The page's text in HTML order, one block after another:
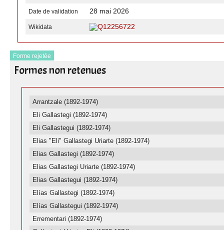
Date de validation 28 mai 2026
Wikidata Q12256722
Forme rejetée
Formes non retenues
Arrantzale (1892-1974)
Eli Gallastegi (1892-1974)
Eli Gallastegui (1892-1974)
Elias "Eli" Gallastegi Uriarte (1892-1974)
Elias Gallastegi (1892-1974)
Elias Gallastegi Uriarte (1892-1974)
Elias Gallastegui (1892-1974)
Elías Gallastegi (1892-1974)
Elías Gallastegui (1892-1974)
Errementari (1892-1974)